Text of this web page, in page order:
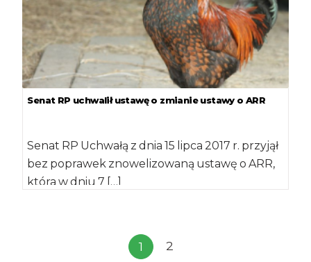
Senat RP uchwalił ustawę o zmianie ustawy o ARR
Senat RP Uchwałą z dnia 15 lipca 2017 r. przyjął
bez poprawek znowelizowaną ustawę o ARR,
która w dniu 7 […]
1 2